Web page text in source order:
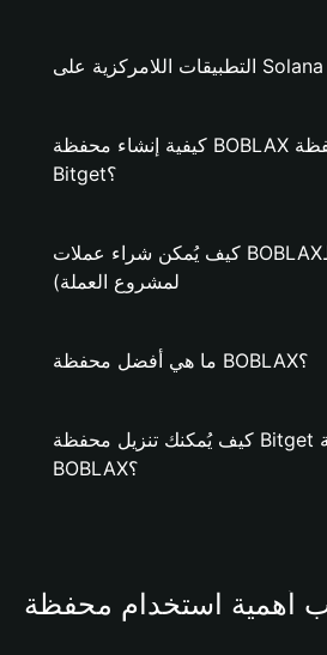
التطبيقات اللامركزية على Solana
كيفية إنشاء محفظة BOBLAX على محفظة
Bitget؟
كيف يُمكن شراء عملات BOBLAX؟ (فقط
لمشروع العملة)
ما هي أفضل محفظة BOBLAX؟
كيف يُمكنك تنزيل محفظة Bitget وإنشاء محفظة
BOBLAX؟